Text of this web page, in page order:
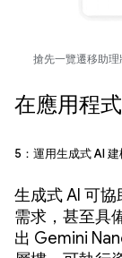
搶先一覽遷移助
在應用程
5：運用生成式 AI
生成式 AI 可
需求，甚至具
出 Gemini